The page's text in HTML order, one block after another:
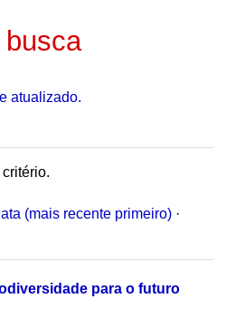
atualizado.
(mais recente primeiro) ·
para o futuro